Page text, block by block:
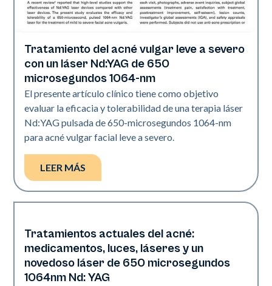
Acné
Tratamiento del acné vulgar leve a severo
con un láser Nd:YAG de 650
microsegundos 1064-nm
El presente artículo clínico tiene como objetivo
evaluar la eficacia y tolerabilidad de una terapia láser
Nd:YAG pulsada de 650-microsegundos 1064-nm
para acné vulgar facial leve a severo.
LEER MÁS
Acné
Tratamientos actuales del acné:
medicamentos, luces, láseres y un
novedoso láser de 650 microsegundos
1064nm Nd: YAG